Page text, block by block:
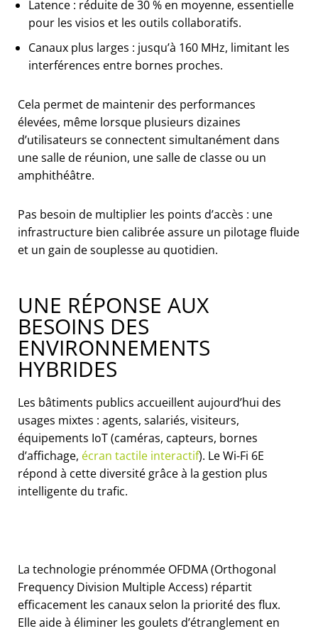
Latence : réduite de 30 % en moyenne, essentielle
pour les visios et les outils collaboratifs.
Canaux plus larges : jusqu’à 160 MHz, limitant les
interférences entre bornes proches.
Cela permet de maintenir des performances
élevées, même lorsque plusieurs dizaines
d’utilisateurs se connectent simultanément dans
une salle de réunion, une salle de classe ou un
amphithéâtre.
Pas besoin de multiplier les points d’accès : une
infrastructure bien calibrée assure un pilotage fluide
et un gain de souplesse au quotidien.
UNE RÉPONSE AUX
BESOINS DES
ENVIRONNEMENTS
HYBRIDES
Les bâtiments publics accueillent aujourd’hui des
usages mixtes : agents, salariés, visiteurs,
équipements IoT (caméras, capteurs, bornes
d’affichage, écran tactile interactif). Le Wi-Fi 6E
répond à cette diversité grâce à la gestion plus
intelligente du trafic.
La technologie prénommée OFDMA (Orthogonal
Frequency Division Multiple Access) répartit
efficacement les canaux selon la priorité des flux.
Elle aide à éliminer les goulets d’étranglement en